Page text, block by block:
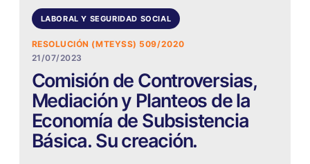
LABORAL Y SEGURIDAD SOCIAL
RESOLUCIÓN (MTEYSS) 509/2020
21/07/2023
Comisión de Controversias,
Mediación y Planteos de la
Economía de Subsistencia
Básica. Su creación.